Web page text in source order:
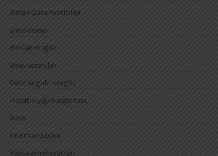
Əmək Qanunvericiliyi
Əməkhaqqı
Əmlak vergisi
Əsas vəsaitlər
Gəlir və gəlir vergisi
Həyatın yığım sığortası
İcarə
İnventarizasiya
Kassa əməliyyatları